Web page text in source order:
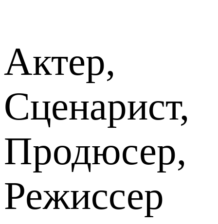
Актер,
Сценарист,
Продюсер,
Режиссер